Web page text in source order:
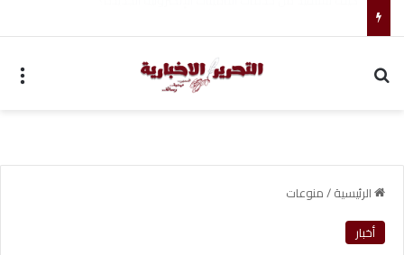
الرئيسية/منوعات
أخبار